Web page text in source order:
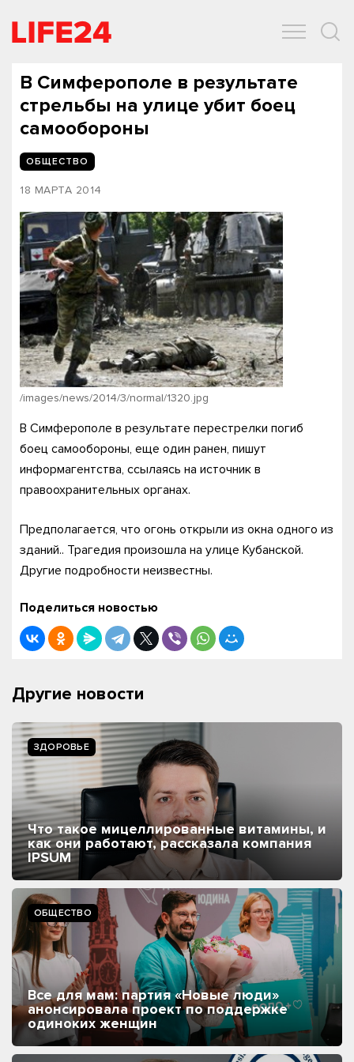
В Симферополе в результате
стрельбы на улице убит боец
самообороны
ОБЩЕСТВО
18 МАРТА 2014
/images/news/2014/3/normal/1320.jpg
В Симферополе в результате перестрелки погиб
боец самообороны, еще один ранен, пишут
информагентства, ссылаясь на источник в
правоохранительных органах.
Предполагается, что огонь открыли из окна одного из
зданий.. Трагедия произошла на улице Кубанской.
Другие подробности неизвестны.
Поделиться новостью
Другие новости
ЗДОРОВЬЕ
Что такое мицеллированные витамины, и
как они работают, рассказала компания
IPSUM
ОБЩЕСТВО
Все для мам: партия «Новые люди»
анонсировала проект по поддержке
одиноких женщин